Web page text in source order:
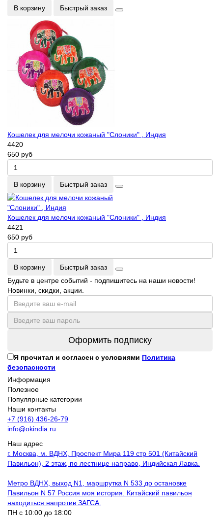
В корзину Быстрый заказ
Кошелек для мелочи кожаный "Слоники" , Индия
4420
650 руб
В корзину Быстрый заказ
Кошелек для мелочи кожаный "Слоники" , Индия
4421
650 руб
В корзину
Быстрый заказ
Будьте в центре событий - подпишитесь на наши новости!
Новинки, скидки, акции.
Оформить подписку
Я прочитал и согласен с условиями Политика
безопасности
Информация
Полезное
Популярные категории
Наши контакты
+7 (916) 436-26-79
info@okindia.ru
Наш адрес
г. Москва, м. ВДНХ, Проспект Мира 119 стр 501 (Китайский
Павильон), 2 этаж, по лестнице направо, Индийская Лавка.
Метро ВДНХ, выход N1, маршрутка N 533 до остановке
Павильон N 57 Россия моя история. Китайский павильон
находиться напротив ЗАГСА.
ПН с 10:00 до 18:00